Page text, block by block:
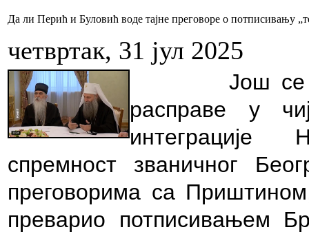
Да ли Перић и Буловић воде тајне преговоре о потписивању
четвртак, 31 јул 2025
Још се
расправе у
интеграције
спремност званичног
преговорима са
преварио потписивањем